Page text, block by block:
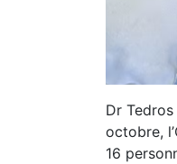
Dr
octobre,
16